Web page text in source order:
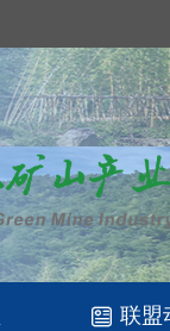
联盟